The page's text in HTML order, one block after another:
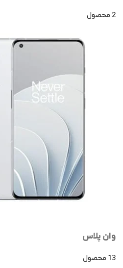
2 محصول
وان پلاس
13 محصول